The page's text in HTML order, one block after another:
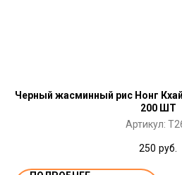
Черный жасминный рис Нонг
200 ШТ
Артикул:
250 руб.